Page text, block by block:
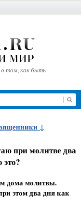
о том, как быть
при молитве два
это?
дома молитвы.
этом два дня как